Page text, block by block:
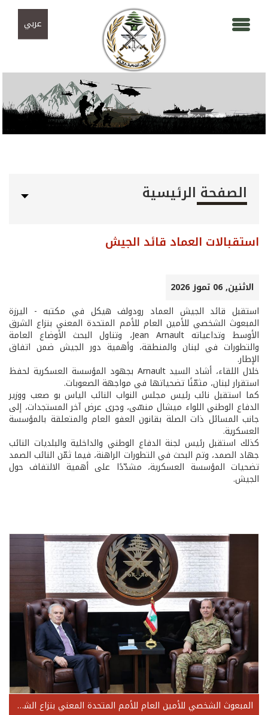
عربي
الصفحة الرئيسية
استقبالات العماد قائد الجيش
الاثنين, 06 تموز 2026
استقبل قائد الجيش العماد رودولف هيكل في مكتبه - اليرزة
المبعوث الشخصي للأمين العام للأمم المتحدة المعني بنزاع الشرق
الأوسط وتداعياته Jean Arnault، وتناول البحث الأوضاع العامة
والتطورات في لبنان والمنطقة، وأهمية دور الجيش ضمن اتفاق
الإطار.
خلال اللقاء، أشاد السيد Arnault بجهود المؤسسة العسكرية لحفظ
استقرار لبنان، مثمّنًا تضحياتها في مواجهة الصعوبات.
كما استقبل نائب رئيس مجلس النواب النائب الياس بو صعب ووزير
الدفاع الوطني اللواء ميشال منسّى، وجرى عرض آخر المستجدات، إلى
جانب المسائل ذات الصلة بقانون العفو العام والمتعلقة بالمؤسسة
العسكرية.
كذلك استقبل رئيس لجنة الدفاع الوطني والداخلية والبلديات النائب
جهاد الصمد، وتم البحث في التطورات الراهنة، فيما ثمّن النائب الصمد
تضحيات المؤسسة العسكرية، مشدّدًا على أهمية الالتفاف حول
الجيش.
المبعوث الشخصي للأمين العام للأمم المتحدة المعني بنزاع الشرق الأوسط وتداعياته Jean Arnault